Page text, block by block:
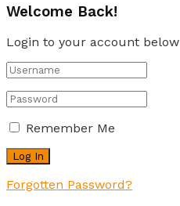
Welcome Back!
Login to your account below
Remember Me
Forgotten Password?